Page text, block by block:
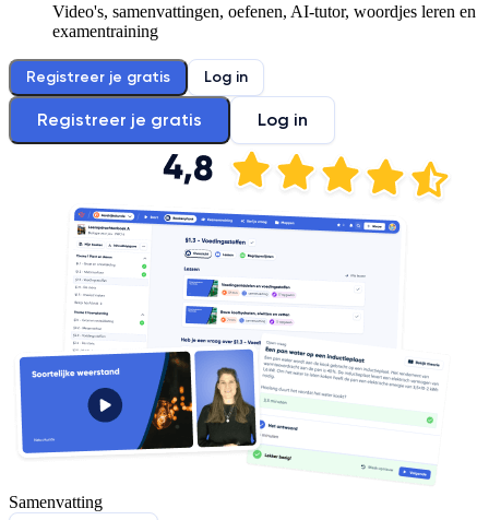
Video's, samenvattingen, oefenen, AI-tutor, woordjes leren en
examentraining
Registreer je gratis Log in
Registreer je gratis Log in
Samenvatting